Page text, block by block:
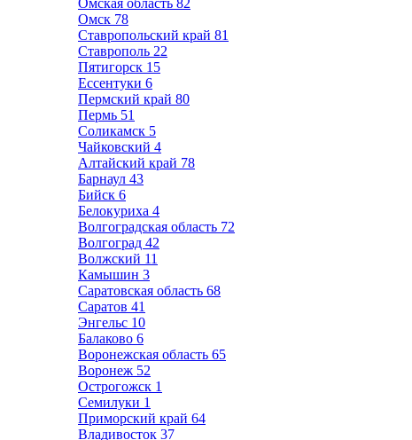
Омская область 82
Омск 78
Ставропольский край 81
Ставрополь 22
Пятигорск 15
Ессентуки 6
Пермский край 80
Пермь 51
Соликамск 5
Чайковский 4
Алтайский край 78
Барнаул 43
Бийск 6
Белокуриха 4
Волгоградская область 72
Волгоград 42
Волжский 11
Камышин 3
Саратовская область 68
Саратов 41
Энгельс 10
Балаково 6
Воронежская область 65
Воронеж 52
Острогожск 1
Семилуки 1
Приморский край 64
Владивосток 37